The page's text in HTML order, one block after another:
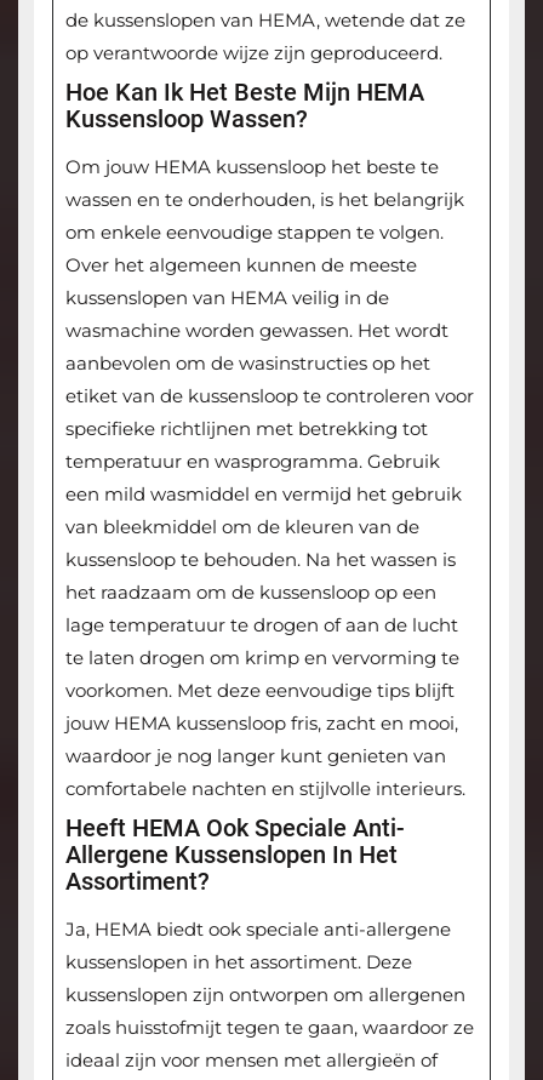
de kussenslopen van HEMA, wetende dat ze
op verantwoorde wijze zijn geproduceerd.
Hoe Kan Ik Het Beste Mijn HEMA
Kussensloop Wassen?
Om jouw HEMA kussensloop het beste te
wassen en te onderhouden, is het belangrijk
om enkele eenvoudige stappen te volgen.
Over het algemeen kunnen de meeste
kussenslopen van HEMA veilig in de
wasmachine worden gewassen. Het wordt
aanbevolen om de wasinstructies op het
etiket van de kussensloop te controleren voor
specifieke richtlijnen met betrekking tot
temperatuur en wasprogramma. Gebruik
een mild wasmiddel en vermijd het gebruik
van bleekmiddel om de kleuren van de
kussensloop te behouden. Na het wassen is
het raadzaam om de kussensloop op een
lage temperatuur te drogen of aan de lucht
te laten drogen om krimp en vervorming te
voorkomen. Met deze eenvoudige tips blijft
jouw HEMA kussensloop fris, zacht en mooi,
waardoor je nog langer kunt genieten van
comfortabele nachten en stijlvolle interieurs.
Heeft HEMA Ook Speciale Anti-
Allergene Kussenslopen In Het
Assortiment?
Ja, HEMA biedt ook speciale anti-allergene
kussenslopen in het assortiment. Deze
kussenslopen zijn ontworpen om allergenen
zoals huisstofmijt tegen te gaan, waardoor ze
ideaal zijn voor mensen met allergieën of